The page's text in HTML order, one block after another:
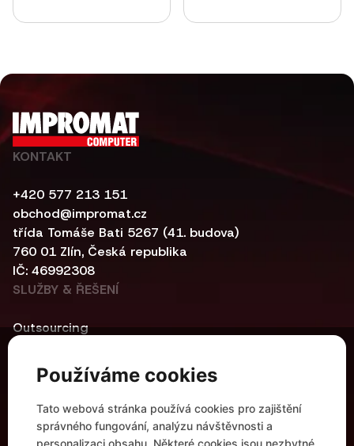
KONTAKT
+420 577 213 151
obchod@impromat.cz
třída Tomáše Bati 5267 (41. budova)
760 01 Zlín, Česká republika
IČ: 46992308
SLUŽBY & ŘEŠENÍ
Outsourcing
Centrální infrastruktura
Networking
Automatizace a kontejnerová řešení
Modern Workplace
UŽITEČNÉ ODKAZY
Používáme cookies
Tato webová stránka používá cookies pro zajištění
správného fungování, analýzu návštěvnosti a
personalizaci obsahu. Některé cookies jsou nezbytné